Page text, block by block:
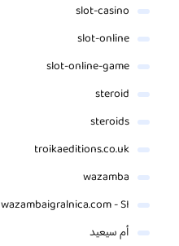
slot-casino
slot-online
slot-online-game
steroid
steroids
troikaeditions.co.uk
wazamba
wazambaigralnica.com - SI
أم سيعيد